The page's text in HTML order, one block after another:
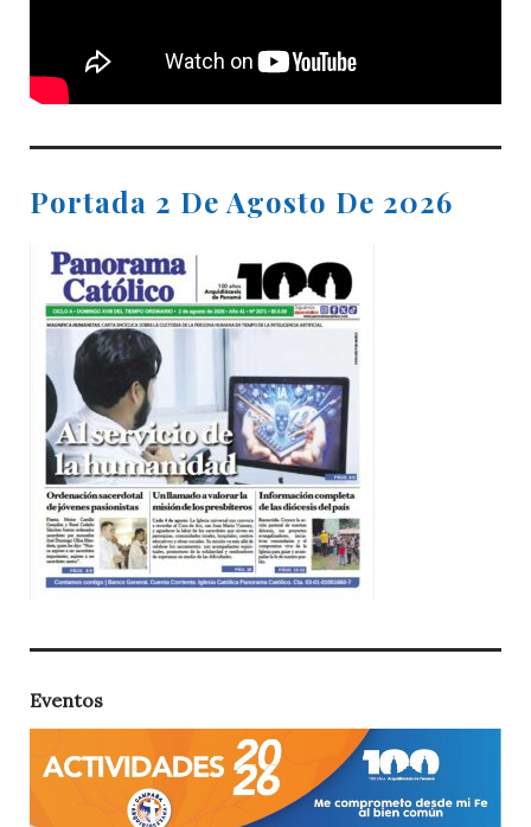
Portada 2 De Agosto De 2026
Eventos